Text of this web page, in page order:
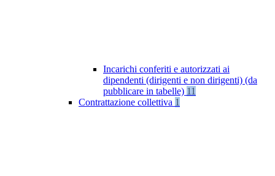
Incarichi conferiti e autorizzati ai
dipendenti (dirigenti e non dirigenti) (da
pubblicare in tabelle) 11
Contrattazione collettiva 1